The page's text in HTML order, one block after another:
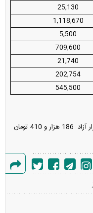
25,130
1,118,670
5,500
709,600
21,740
202,754
545,500
قیمت دلار امروز دوشنبه 14 اردیبهشت در بازار آزاد 186 هزار و 410 تومان